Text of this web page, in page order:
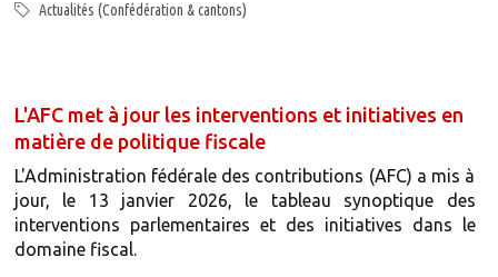
Actualités (Confédération & cantons)
L'AFC met à jour les interventions et initiatives en
matière de politique fiscale
L'Administration fédérale des contributions (AFC) a mis à
jour, le 13 janvier 2026, le tableau synoptique des
interventions parlementaires et des initiatives dans le
domaine fiscal.